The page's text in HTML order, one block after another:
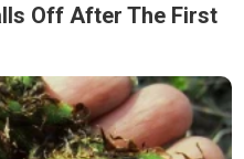
Off After The First